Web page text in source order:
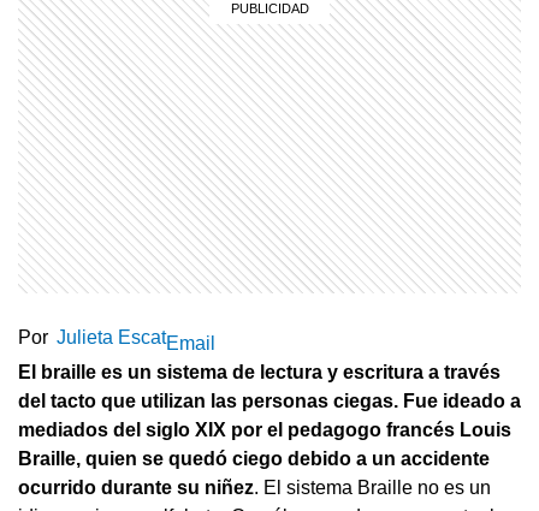
Por Julieta EscatEmail
El braille es un sistema de lectura y escritura a través
del tacto que utilizan las personas ciegas. Fue ideado a
mediados del siglo XIX por el pedagogo francés Louis
Braille, quien se quedó ciego debido a un accidente
ocurrido durante su niñez. El sistema Braille no es un